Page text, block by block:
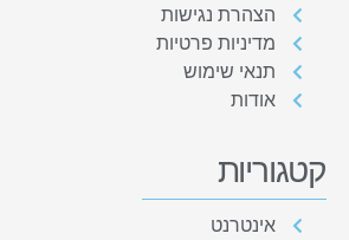
הצהרת נגישות
מדיניות פרטיות
תנאי שימוש
אודות
קטגוריות
אינטרנט